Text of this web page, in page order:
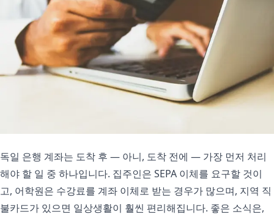
독일 은행 계좌는 도착 후 — 아니, 도착 전에 — 가장 먼저 처리
해야 할 일 중 하나입니다. 집주인은 SEPA 이체를 요구할 것이
고, 어학원은 수강료를 계좌 이체로 받는 경우가 많으며, 지역 직
불카드가 있으면 일상생활이 훨씬 편리해집니다. 좋은 소식은,